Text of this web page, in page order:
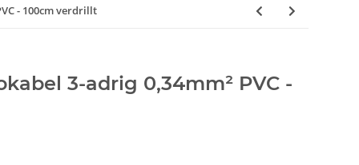
- 100cm verdrillt
3-adrig 0,34mm² PVC -